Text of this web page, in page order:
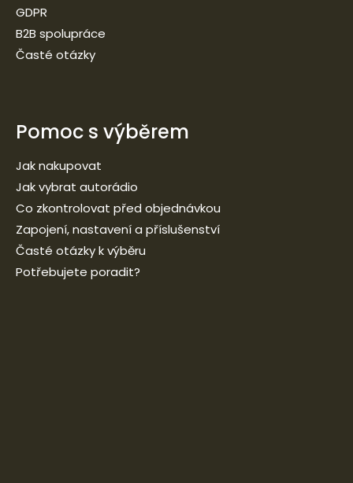
GDPR
B2B spolupráce
Časté otázky
Pomoc s výběrem
Jak nakupovat
Jak vybrat autorádio
Co zkontrolovat před objednávkou
Zapojení, nastavení a příslušenství
Časté otázky k výběru
Potřebujete poradit?